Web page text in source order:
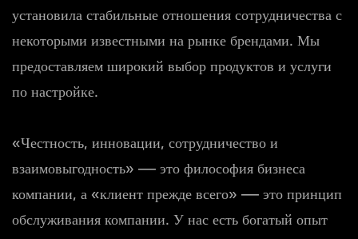
установила стабильные отношения сотрудничества с
некоторыми известными на рынке брендами. Мы
предоставляем широкий выбор продуктов и услуги
по настройке.
«Честность, инновации, сотрудничество и
взаимовыгодность» — это философия бизнеса
компании, а «клиент прежде всего» — это принцип
обслуживания компании. У нас есть богатый опыт